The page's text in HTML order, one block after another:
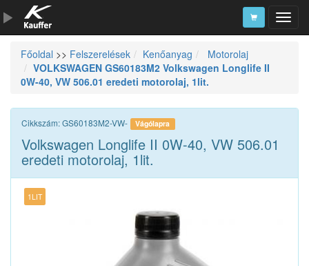
Szerszámkatalógus
Kosár
Alkatrészek
Főoldal >> Felszerelések Kenőanyag
Motorolaj
VOLKSWAGEN GS60183M2 Volkswagen Longlife II
0W-40, VW 506.01 eredeti motorolaj, 1lit.
Cikkszám: GS60183M2-VW- Vágólapra
Volkswagen Longlife II 0W-40, VW 506.01
eredeti motorolaj, 1lit.
1LIT